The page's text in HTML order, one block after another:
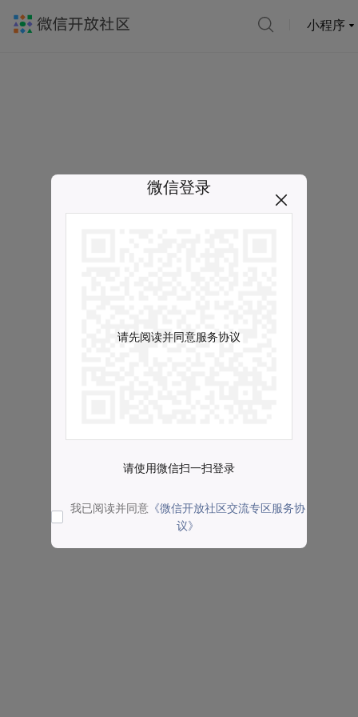
小程序
微信登录
请先阅读并同意服务协议
请使用微信扫一扫登录
我已阅读并同意 《微信开放社区交流专区服务协
议》